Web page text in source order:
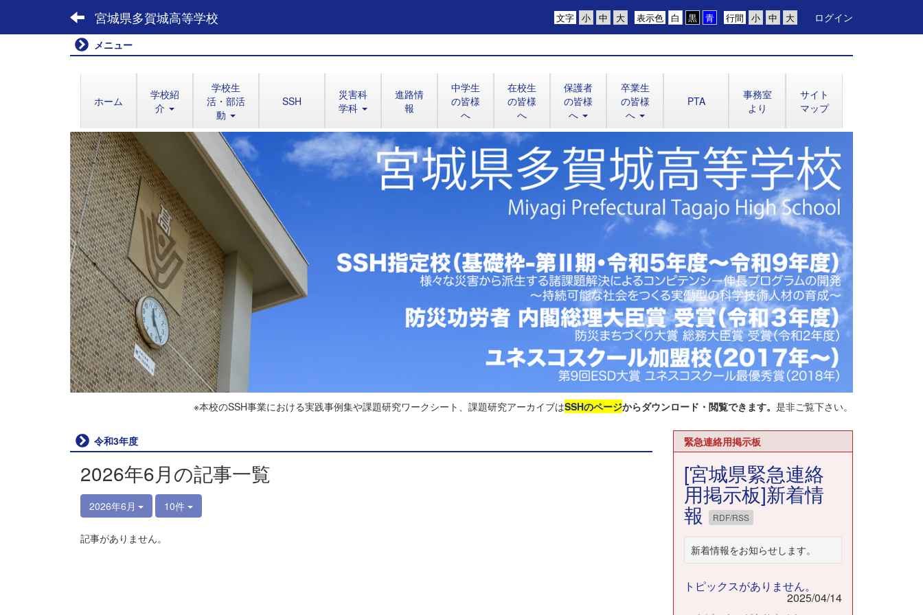
宮城県多賀城高等学校 行間
表示色
文字
ログイン
メニュー
ホーム
学校紹
介
学校生
活・部活
動
SSH
災害科
学科
進路情
報
中学生
の皆様
へ
在校生
の皆様
へ
保護者
の皆様
へ
卒業生
の皆様
へ
PTA
事務室
より
サイト
マップ
※本校のSSH事業における実践事例集や課題研究ワークシート、課題研究アーカイブはSSHのページからダウンロード・閲覧できます。 是非ご覧下さい。
令和3年度
2026年6月の記事一覧
2026年6月 10件
記事がありません。
緊急連絡用掲示板
[宮城県緊急連絡
用掲示板]新着情
報 RDF/RSS
新着情報をお知らせします。
トピックスがありません。
2025/04/14